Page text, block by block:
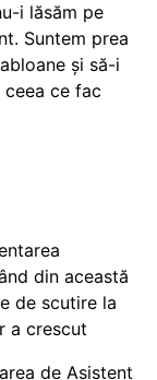
i lăsăm pe
Suntem prea
și să-i
ce fac
din această
de scutire la
a crescut
de Asistent